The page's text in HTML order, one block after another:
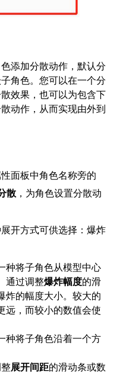
添加分散动作，默认分
角色。您可以在一个分
效果，也可以为包含下
动作，从而实现由外到
面板中角色名称旁的
散 ，为角色设置分散动
开方式可供选择：爆炸
种将子角色从模型中心
通过调整爆炸幅度的滑
炸的幅度大小。较大的
远，而较小的数值会使
种将子角色沿着一个方
整展开间距的滑动条或数